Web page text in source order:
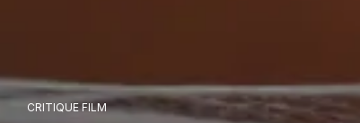
CRITIQUE FILM